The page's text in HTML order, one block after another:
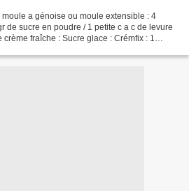
a génoise ou moule extensible : 4
de sucre en poudre / 1 petite c a c de levure
fraîche : Sucre glace : Crémfix : 1